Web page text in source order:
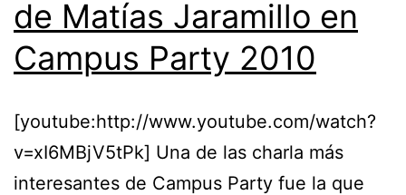
de Matías Jaramillo en
Campus Party 2010
[youtube:http://www.youtube.com/watch?
v=xI6MBjV5tPk] Una de las charla más
interesantes de Campus Party fue la que